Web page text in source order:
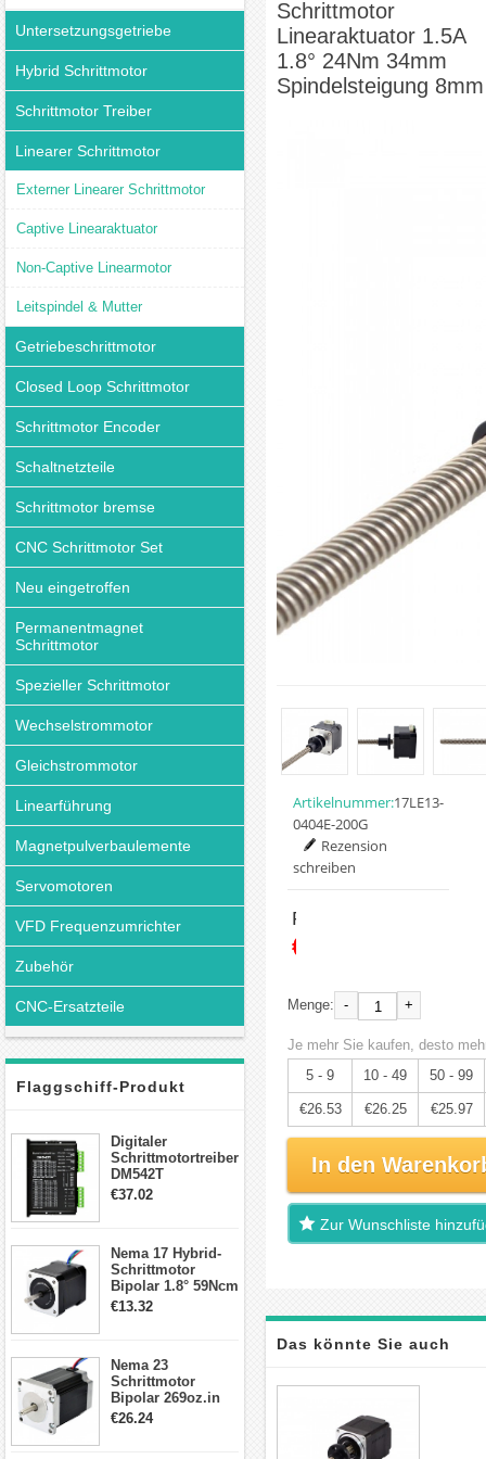
Untersetzungsgetriebe
Hybrid Schrittmotor
Schrittmotor Treiber
Linearer Schrittmotor
Externer Linearer Schrittmotor
Captive Linearaktuator
Non-Captive Linearmotor
Leitspindel & Mutter
Getriebeschrittmotor
Closed Loop Schrittmotor
Schrittmotor Encoder
Schaltnetzteile
Schrittmotor bremse
CNC Schrittmotor Set
Neu eingetroffen
Permanentmagnet
Schrittmotor
Spezieller Schrittmotor
Wechselstrommotor
Gleichstrommotor
Linearführung
Magnetpulverbaulemente
Servomotoren
VFD Frequenzumrichter
Zubehör
CNC-Ersatzteile
Flaggschiff-Produkt
Digitaler
Schrittmotortreiber
DM542T
Schrittmotor
Schrittmotor
€37.02
Nema 17 Hybrid-
Schrittmotor
Bipolar 1.8° 59Ncm
2A 4 Drähte mit 1m
€13.32
Nema 23
Schrittmotor
Bipolar 269oz.in
2,8A 57x57x76mm
€26.24
Schrittmotor
Linearaktuator 1.5A
1.8° 24Nm 34mm
Spindelsteigung 8mm
Artikelnummer:17LE13-
0404E-200G
Rezension
schreiben
Preis:
€27.93
Menge: - +
Je mehr Sie kaufen, desto
5 - 9
10 - 49 50 - 99
€26.53 €26.25 €25.97
In den
Zur Wunschliste
Das könnte Sie auch
interessieren